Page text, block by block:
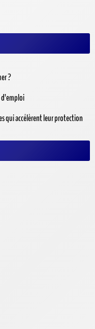
?
qui accélèrent leur protection